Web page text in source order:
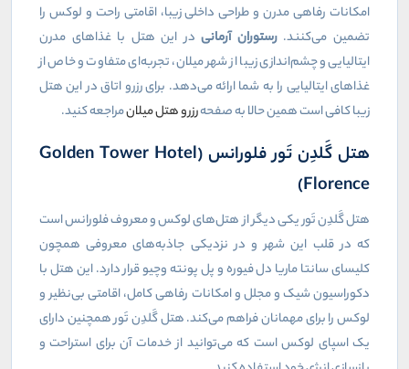
امکانات رفاهی مدرن و طراحی داخلی زیبا، اقامتی راحت و لوکس را
تضمین می‌کنند.رستوران آرمانیدر این هتل با غذاهای مدرن
ایتالیایی و چشم‌اندازی زیبا از شهر میلان، تجربه‌ای متفاوت و خاص از
غذاهای ایتالیایی را به شما ارائه می‌دهد. برای رزرو اتاق در این هتل
زیبا کافی است همین حالا به صفحهرزرو هتل میلانمراجعه کنید.
هتل گَلدِن تَور فلورانس (Golden Tower Hotel
Florence)
هتل گَلدِن تَور یکی دیگر از هتل‌های لوکس و معروف فلورانس است
که در قلب این شهر و در نزدیکی جاذبه‌های معروفی همچون
کلیسای سانتا ماریا دل فیوره و پل پونته وچیو قرار دارد. این هتل با
دکوراسیون شیک و مجلل و امکانات رفاهی کامل، اقامتی بی‌نظیر و
لوکس را برای مهمانان فراهم می‌کند. هتل گَلدِن تَور همچنین دارای
یک اسپای لوکس است که می‌توانید از خدمات آن برای استراحت و